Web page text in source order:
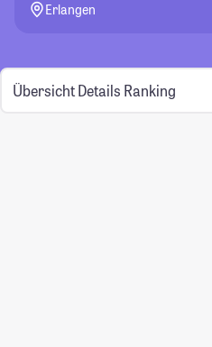
Erlangen
Übersicht Details Ranking